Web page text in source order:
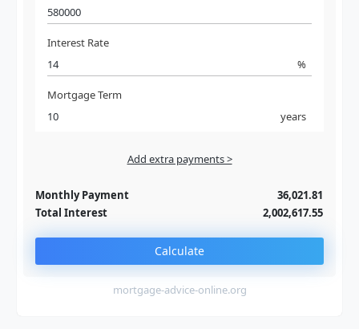
Interest Rate
%
Mortgage Term
years
Add extra payments >
Monthly Payment
36,021.81
Total Interest
2,002,617.55
Calculate
mortgage-advice-online.org